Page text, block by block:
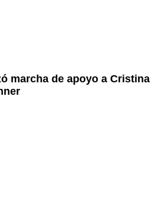
marcha de apoyo a Cristina